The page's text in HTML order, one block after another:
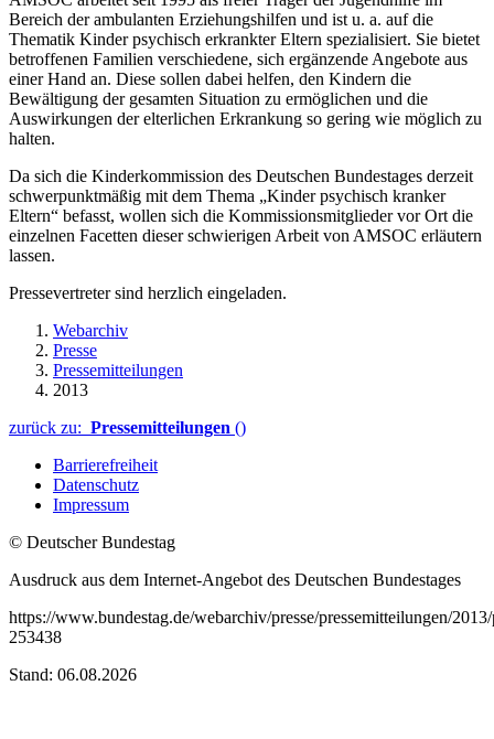
Bereich der ambulanten Erziehungshilfen und ist u. a. auf die
Thematik Kinder psychisch erkrankter Eltern spezialisiert. Sie bietet
betroffenen Familien verschiedene, sich ergänzende Angebote aus
einer Hand an. Diese sollen dabei helfen, den Kindern die
Bewältigung der gesamten Situation zu ermöglichen und die
Auswirkungen der elterlichen Erkrankung so gering wie möglich zu
halten.
Da sich die Kinderkommission des Deutschen Bundestages derzeit
schwerpunktmäßig mit dem Thema „Kinder psychisch kranker
Eltern“ befasst, wollen sich die Kommissionsmitglieder vor Ort die
einzelnen Facetten dieser schwierigen Arbeit von AMSOC erläutern
lassen.
Pressevertreter sind herzlich eingeladen.
Webarchiv
Presse
Pressemitteilungen
2013
zurück zu: Pressemitteilungen ()
Barrierefreiheit
Datenschutz
Impressum
© Deutscher Bundestag
Ausdruck aus dem Internet-Angebot des Deutschen Bundestages
https://www.bundestag.de/webarchiv/presse/pressemitteilungen/
253438
Stand: 06.08.2026